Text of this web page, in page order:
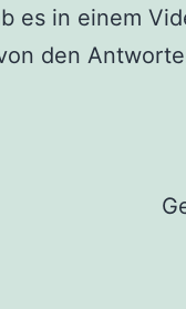
es in einem
den